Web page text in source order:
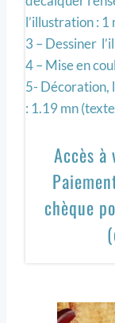
l’illustration : 1
3 – Dessiner
4 – Mise en
5- Décoration,
: 1.19 mn
Accès
chèque